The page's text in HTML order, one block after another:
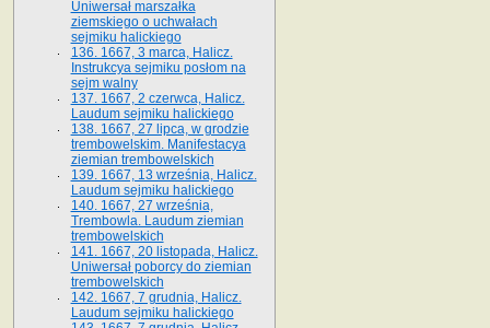
Uniwersał marszałka
ziemskiego o uchwałach
sejmiku halickiego
136. 1667, 3 marca, Halicz.
Instrukcya sejmiku posłom na
sejm walny
137. 1667, 2 czerwca, Halicz.
Laudum sejmiku halickiego
138. 1667, 27 lipca, w grodzie
trembowelskim. Manifestacya
ziemian trembowelskich
139. 1667, 13 września, Halicz.
Laudum sejmiku halickiego
140. 1667, 27 września,
Trembowla. Laudum ziemian
trembowelskich
141. 1667, 20 listopada, Halicz.
Uniwersał poborcy do ziemian
trembowelskich
142. 1667, 7 grudnia, Halicz.
Laudum sejmiku halickiego